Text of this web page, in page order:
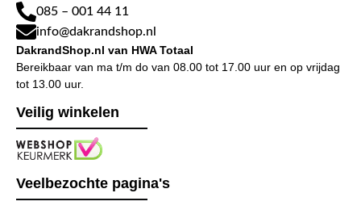
085 – 001 44 11
info@dakrandshop.nl
DakrandShop.nl van HWA Totaal
Bereikbaar van ma t/m do van 08.00 tot 17.00 uur en op vrijdag
tot 13.00 uur.
Veilig winkelen
Veelbezochte pagina's